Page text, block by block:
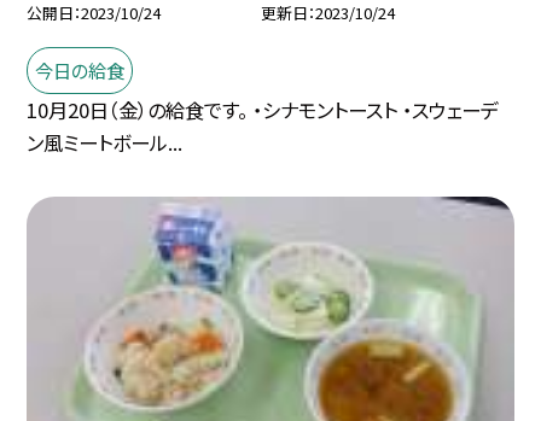
公開日 2023/10/24 更新日 2023/10/24
今日の給食
10月20日（金）の給食です。 ・シナモントースト ・スウェーデ
ン風ミートボール...